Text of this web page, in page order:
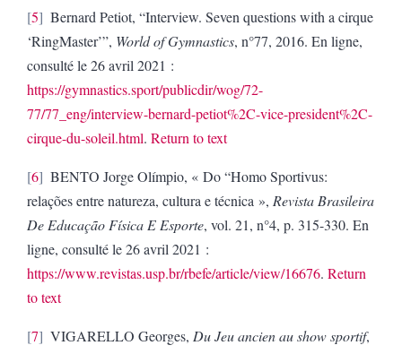
5 Bernard Petiot, “Interview. Seven questions with a cirque
‘RingMaster’”, World of Gymnastics, n°77, 2016. En ligne,
consulté le 26 avril 2021 :
https://gymnastics.sport/publicdir/wog/72-
77/77_eng/interview-bernard-petiot%2C-vice-president%2C-
cirque-du-soleil.html. Return to text
6
BENTO Jorge Olímpio, « Do “Homo Sportivus:
relações entre natureza, cultura e técnica », Revista Brasileira
De Educação Física E Esporte, vol. 21, n°4, p. 315-330. En
ligne, consulté le 26 avril 2021 :
https://www.revistas.usp.br/rbefe/article/view/16676. Return
to text
7 VIGARELLO Georges, Du Jeu ancien au show sportif,